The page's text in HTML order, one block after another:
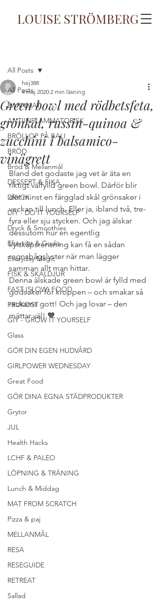
LOUISE STRÖMBERG
All Posts
BARNMAT
ANTIINFLAMMATORISK
BRÖLLOP PÅ BALI
BRÖD
Bröd & Mellanmål
DESSERT & FIKA
DRYCK
DIY - DO IT YOURSELF
Dryck & Smoothies
Efterrätt & Godis
Everyday Magic
FISK & SKALDJUR
FAST (SLOW) FOOD
FRUKOST
GIY - GROW IT YOURSELF
Glass
GÖR DIN EGEN HUDVÅRD
GIRLPOWER WEDNESDAY
Great Food
GÖR DINA EGNA STÄDPRODUKTER
Grytor
JUL
Health Hacks
LCHF & PALEO
LÖPNING & TRÄNING
Lunch & Middag
MAT FROM SCRATCH
Pizza & paj
MELLANMÅL
RESA
RESEGUIDE
RETREAT
Sallad
All Posts
Green bowl med rödbetsfeta,
grönkål, russin-quinoa &
zucchini i balsamico-
vinägrett
hej388
4 maj 2020 2 min läsning
Bland det godaste jag vet är äta en
riktigt välfylld green bowl. Därför blir
det minst en färgglad skål grönsaker i
veckan till lunch. Eller ja, ibland två, tre-
fyra eller sju stycken. Och jag älskar
dessutom hur en egentlig
kylskåpsrensning kan få en sådan
regnsbågslyster när man lägger
samman allt man hittar.
Denna älskade green bowl är fylld med
godsaker för kroppen – och smakar så
rackarns gott! Och jag lovar – den
mättar väl! 🧡